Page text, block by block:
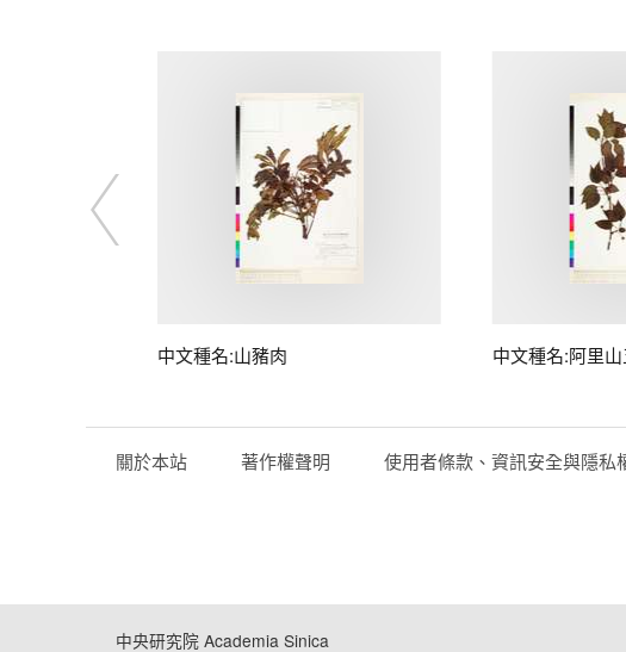
中文種名:山豬肉 中文種名:阿里
關於本站 著作權聲明 使用者條款、資訊安全與隱私
中央研究院 Academia Sinica